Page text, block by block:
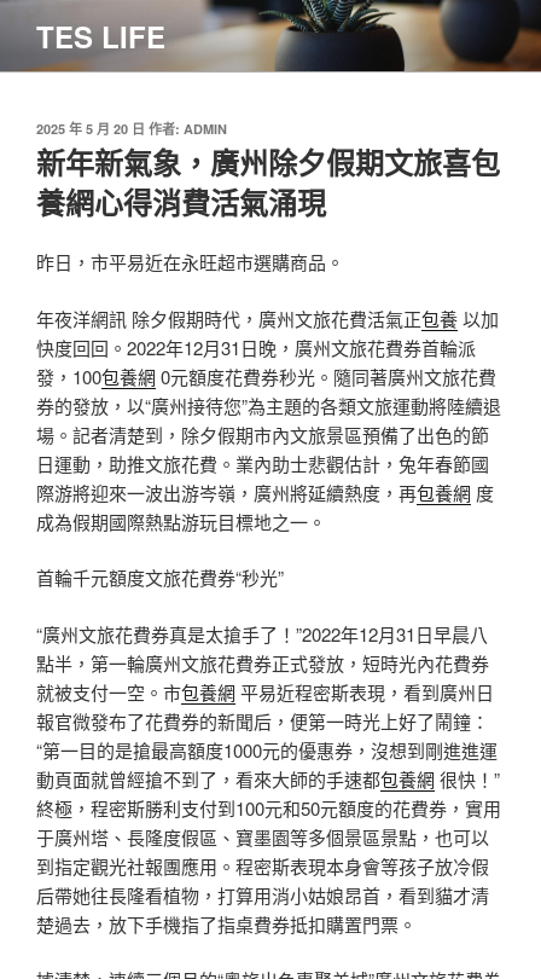
主
TES LIFE
發
佈
於
2025 年 5 月 20 日 作者: ADMIN
新年新氣象，廣州除夕假期文旅喜包
養網心得消費活氣涌現
昨日，市平易近在永旺超市選購商品。
年夜洋網訊 除夕假期時代，廣州文旅花費活氣正包養以加
快度回回。2022年12月31日晚，廣州文旅花費券首輪派
發，100包養網 0元額度花費券秒光。隨同著廣州文旅花費
券的發放，以“廣州接待您”為主題的各類文旅運動將陸續退
場。記者清楚到，除夕假期市內文旅景區預備了出色的節
日運動，助推文旅花費。業內助士悲觀估計，兔年春節國
際游將迎來一波出游岑嶺，廣州將延續熱度，再包養網 度
成為假期國際熱點游玩目標地之一。
首輪千元額度文旅花費券“秒光”
“廣州文旅花費券真是太搶手了！”2022年12月31日早晨八
點半，第一輪廣州文旅花費券正式發放，短時光內花費券
就被支付一空。市包養網 平易近程密斯表現，看到廣州日
報官微發布了花費券的新聞后，便第一時光上好了鬧鐘：
“第一目的是搶最高額度1000元的優惠券，沒想到剛進進運
動頁面就曾經搶不到了，看來大師的手速都包養網 很快！”
終極，程密斯勝利支付到100元和50元額度的花費券，實用
于廣州塔、長隆度假區、寶墨園等多個景區景點，也可以
到指定觀光社報團應用。程密斯表現本身會等孩子放冷假
后帶她往長隆看植物，打算用消小姑娘昂首，看到貓才清
楚過去，放下手機指了指桌費券抵扣購置門票。